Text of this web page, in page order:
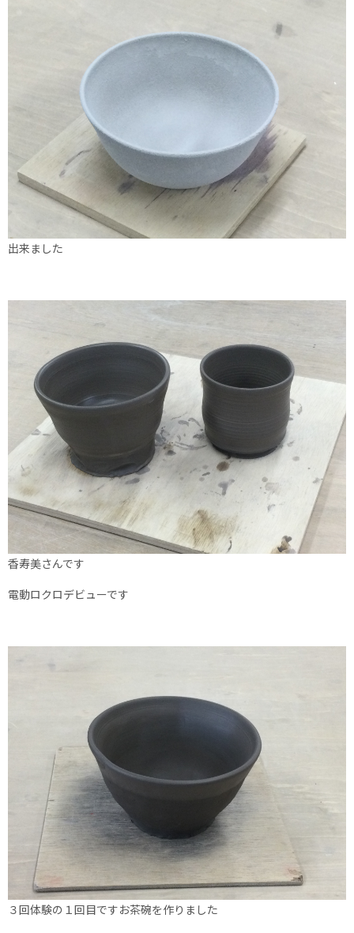
出来ました
香寿美さんです
電動ロクロデビューです
３回体験の１回目ですお茶碗を作りました